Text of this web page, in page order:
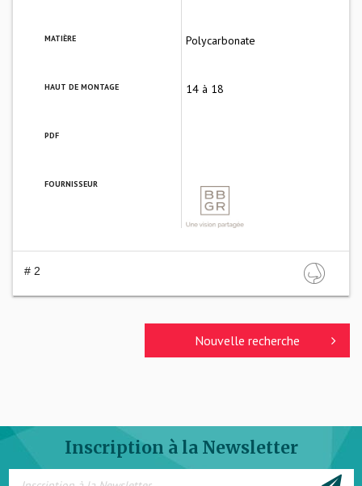
MATIÈRE Polycarbonate
HAUT DE MONTAGE 14 à 18
PDF
FOURNISSEUR
# 2
Nouvelle recherche
Inscription à la Newsletter